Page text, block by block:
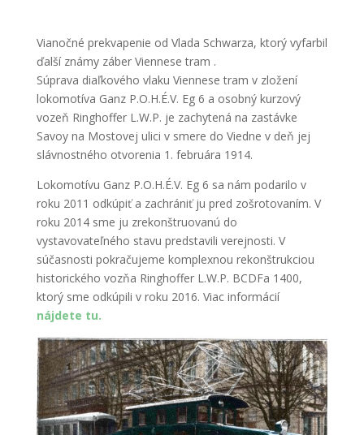
Vianočné prekvapenie od Vlada Schwarza, ktorý vyfarbil
ďalší známy záber Viennese tram .
Súprava diaľkového vlaku Viennese tram v zložení
lokomotíva Ganz P.O.H.É.V. Eg 6 a osobný kurzový
vozeň Ringhoffer L.W.P. je zachytená na zastávke
Savoy na Mostovej ulici v smere do Viedne v deň jej
slávnostného otvorenia 1. februára 1914.
Lokomotívu Ganz P.O.H.É.V. Eg 6 sa nám podarilo v
roku 2011 odkúpiť a zachrániť ju pred zošrotovaním. V
roku 2014 sme ju zrekonštruovanú do
vystavovateľného stavu predstavili verejnosti. V
súčasnosti pokračujeme komplexnou rekonštrukciou
historického vozňa Ringhoffer L.W.P. BCDFa 1400,
ktorý sme odkúpili v roku 2016. Viac informácií
nájdete tu.